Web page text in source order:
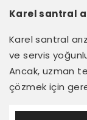
Karel santral
Karel santral
ve servis
Ancak, uzman
çözmek için